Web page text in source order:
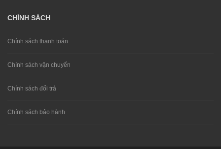
CHÍNH SÁCH
Chính sách thanh toán
Chính sách vận chuyển
Chính sách đổi trả
Chính sách bảo hành